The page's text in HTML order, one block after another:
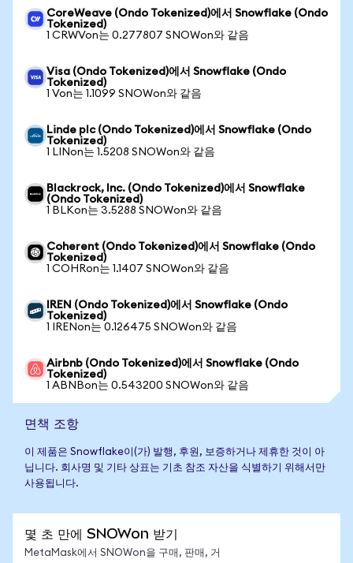
CoreWeave (Ondo Tokenized)에서 Snowflake (Ondo
Tokenized)
1 CRWVon는 0.277807 SNOWon와 같음
Visa (Ondo Tokenized)에서 Snowflake (Ondo
Tokenized)
1 Von는 1.1099 SNOWon와 같음
Linde plc (Ondo Tokenized)에서 Snowflake (Ondo
Tokenized)
1 LINon는 1.5208 SNOWon와 같음
Blackrock, Inc. (Ondo Tokenized)에서 Snowflake
(Ondo Tokenized)
1 BLKon는 3.5288 SNOWon와 같음
Coherent (Ondo Tokenized)에서 Snowflake (Ondo
Tokenized)
1 COHRon는 1.1407 SNOWon와 같음
IREN (Ondo Tokenized)에서 Snowflake (Ondo
Tokenized)
1 IRENon는 0.126475 SNOWon와 같음
Airbnb (Ondo Tokenized)에서 Snowflake (Ondo
Tokenized)
1 ABNBon는 0.543200 SNOWon와 같음
면책 조항
이 제품은 Snowflake이(가) 발행, 후원, 보증하거나 제휴한 것이 아
닙니다. 회사명 및 기타 상표는 기초 참조 자산을 식별하기 위해서만
사용됩니다.
몇 초 만에 SNOWon 받기
MetaMask에서 SNOWon을 구매, 판매, 거